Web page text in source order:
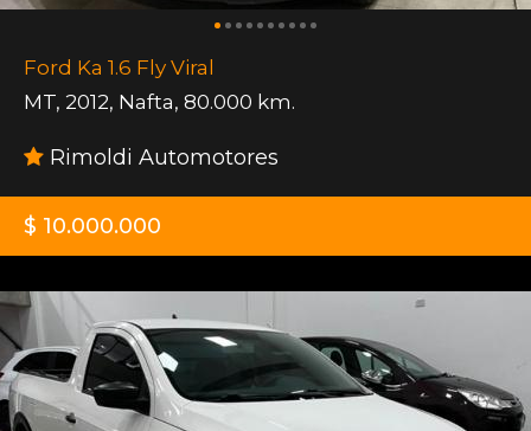
Ford Ka 1.6 Fly Viral
MT, 2012, Nafta, 80.000 km.
Rimoldi Automotores
$ 10.000.000